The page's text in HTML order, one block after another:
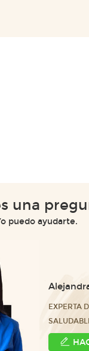
una
puedo ayudarte.
EXPERTA